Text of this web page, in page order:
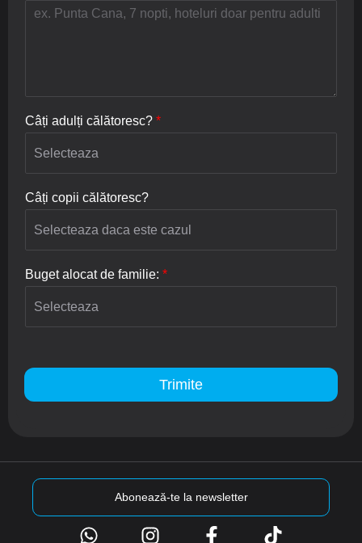
Câți adulți călătoresc? *
Câți copii călătoresc?
Buget alocat de familie: *
Trimite
Abonează-te la newsletter